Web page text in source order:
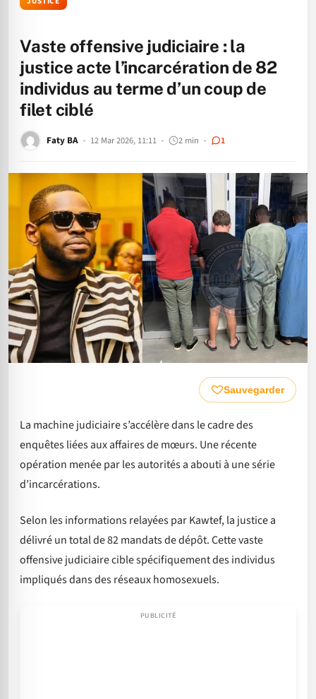
Vaste offensive judiciaire : la
justice acte l’incarcération de 82
individus au terme d’un coup de
filet ciblé
Faty BA 12 Mar 2026, 11:11 2 min 1
Sauvegarder
La machine judiciaire s’accélère dans le cadre des
enquêtes liées aux affaires de mœurs. Une récente
opération menée par les autorités a abouti à une série
d’incarcérations.
Selon les informations relayées par Kawtef, la justice a
délivré un total de 82 mandats de dépôt. Cette vaste
offensive judiciaire cible spécifiquement des individus
impliqués dans des réseaux homosexuels.